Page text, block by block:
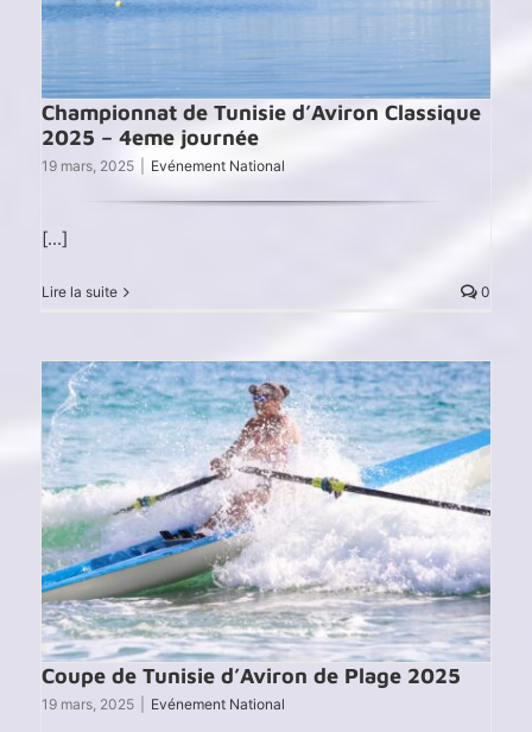
Championnat de Tunisie d’Aviron Classique
2025 – 4eme journée
19 mars, 2025 Evénement National
[...]
Lire la suite 0
Coupe de Tunisie d’Aviron de Plage 2025
19 mars, 2025 Evénement National